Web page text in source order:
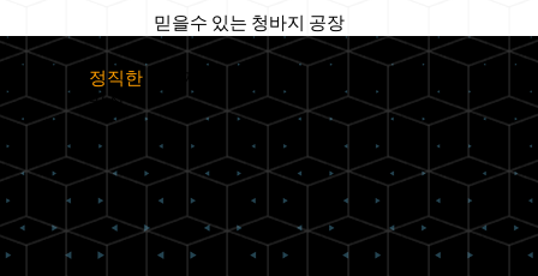
믿을수 있는 청바지 공장
정직한 청바지
공장